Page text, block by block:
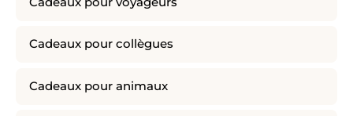
Cadeaux pour collègues
Cadeaux pour animaux